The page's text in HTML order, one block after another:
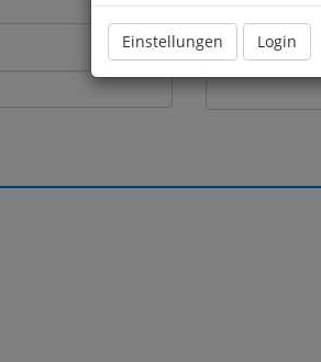
Einstellungen Login